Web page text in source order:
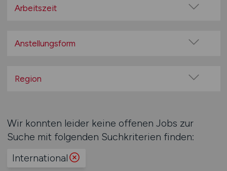
Home-Office möglich / Hybrid
Remote aus dem Ausland möglich
Arbeitszeit
Teilzeit
Anstellungsform
befristete Anstellung
Projektarbeit / Freelancer
Arbeitnehmerüberlassung
geringfügige Beschäftigung / Minijob
Berufseinstieg / Trainee
Region
Berlin
Brandenburg
Bremen
Wir konnten leider keine offenen Jobs zur
Suche mit folgenden Suchkriterien finden:
International